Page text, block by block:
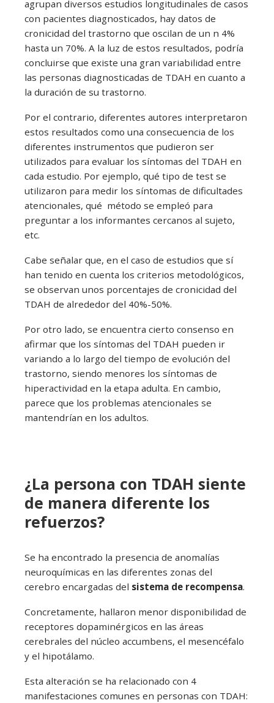
agrupan diversos estudios longitudinales de casos
con pacientes diagnosticados, hay datos de
cronicidad del trastorno que oscilan de un n 4%
hasta un 70%. A la luz de estos resultados, podría
concluirse que existe una gran variabilidad entre
las personas diagnosticadas de TDAH en cuanto a
la duración de su trastorno.
Por el contrario, diferentes autores interpretaron
estos resultados como una consecuencia de los
diferentes instrumentos que pudieron ser
utilizados para evaluar los síntomas del TDAH en
cada estudio. Por ejemplo, qué tipo de test se
utilizaron para medir los síntomas de dificultades
atencionales, qué método se empleó para
preguntar a los informantes cercanos al sujeto,
etc.
Cabe señalar que, en el caso de estudios que sí
han tenido en cuenta los criterios metodológicos,
se observan unos porcentajes de cronicidad del
TDAH de alrededor del 40%-50%.
Por otro lado, se encuentra cierto consenso en
afirmar que los síntomas del TDAH pueden ir
variando a lo largo del tiempo de evolución del
trastorno, siendo menores los síntomas de
hiperactividad en la etapa adulta. En cambio,
parece que los problemas atencionales se
mantendrían en los adultos.
¿La persona con TDAH siente
de manera diferente los
refuerzos?
Se ha encontrado la presencia de anomalías
neuroquímicas en las diferentes zonas del
cerebro encargadas del sistema de recompensa.
Concretamente, hallaron menor disponibilidad de
receptores dopaminérgicos en las áreas
cerebrales del núcleo accumbens, el mesencéfalo
y el hipotálamo.
Esta alteración se ha relacionado con 4
manifestaciones comunes en personas con TDAH: